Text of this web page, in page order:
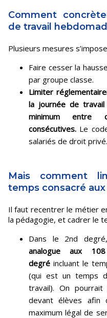
Comment
de travail
Plusieurs mesures
Faire cesser la
par groupe classe.
Limiter
la journée de
minimum entre
consécutives. Le
salariés de droit
Mais comment
temps consacré aux
Il faut recentrer le métier
la pédagogie, et cadrer le
Dans le 2nd
analogue aux
degré incluant le
(qui est un temps
travail). On
devant élèves
maximum légal de